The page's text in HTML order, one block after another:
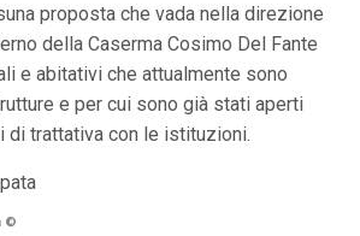
proposta che vada nella direzione
della Caserma Cosimo Del Fante
e abitativi che attualmente sono
e per cui sono già stati aperti
di trattativa con le istituzioni.
©